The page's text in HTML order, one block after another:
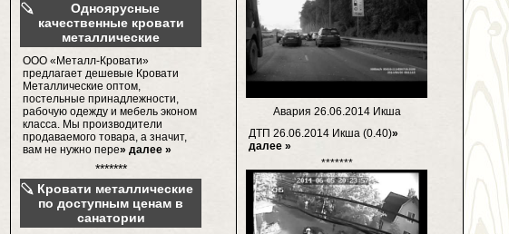
Одноярусные
качественные кровати
металлические
ООО «Металл-Кровати»
предлагает дешевые Кровати
Металлические оптом,
постельные принадлежности,
рабочую одежду и мебель эконом
класса. Мы производители
продаваемого товара, а значит,
вам не нужно пере» далее »
*******
Кровати металлические
по доступным ценам в
санатории
Авария 26.06.2014 Икша
ДТП 26.06.2014 Икша (0.40)»
далее »
*******